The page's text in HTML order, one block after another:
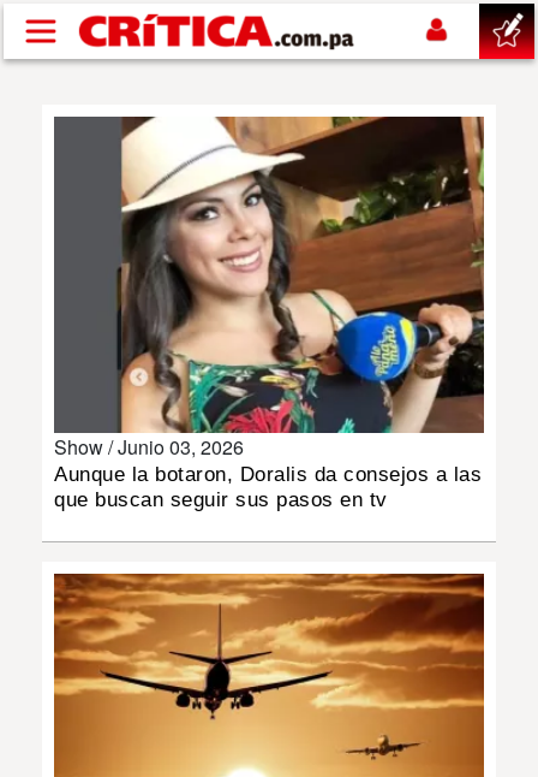
Pasar al contenido principal
DEPORTES
MUNDO
INSÓLITAS
MULTIMEDIA
Show /Junio 03, 2026
Aunque la botaron, Doralis da consejos a las
que buscan seguir sus pasos en tv